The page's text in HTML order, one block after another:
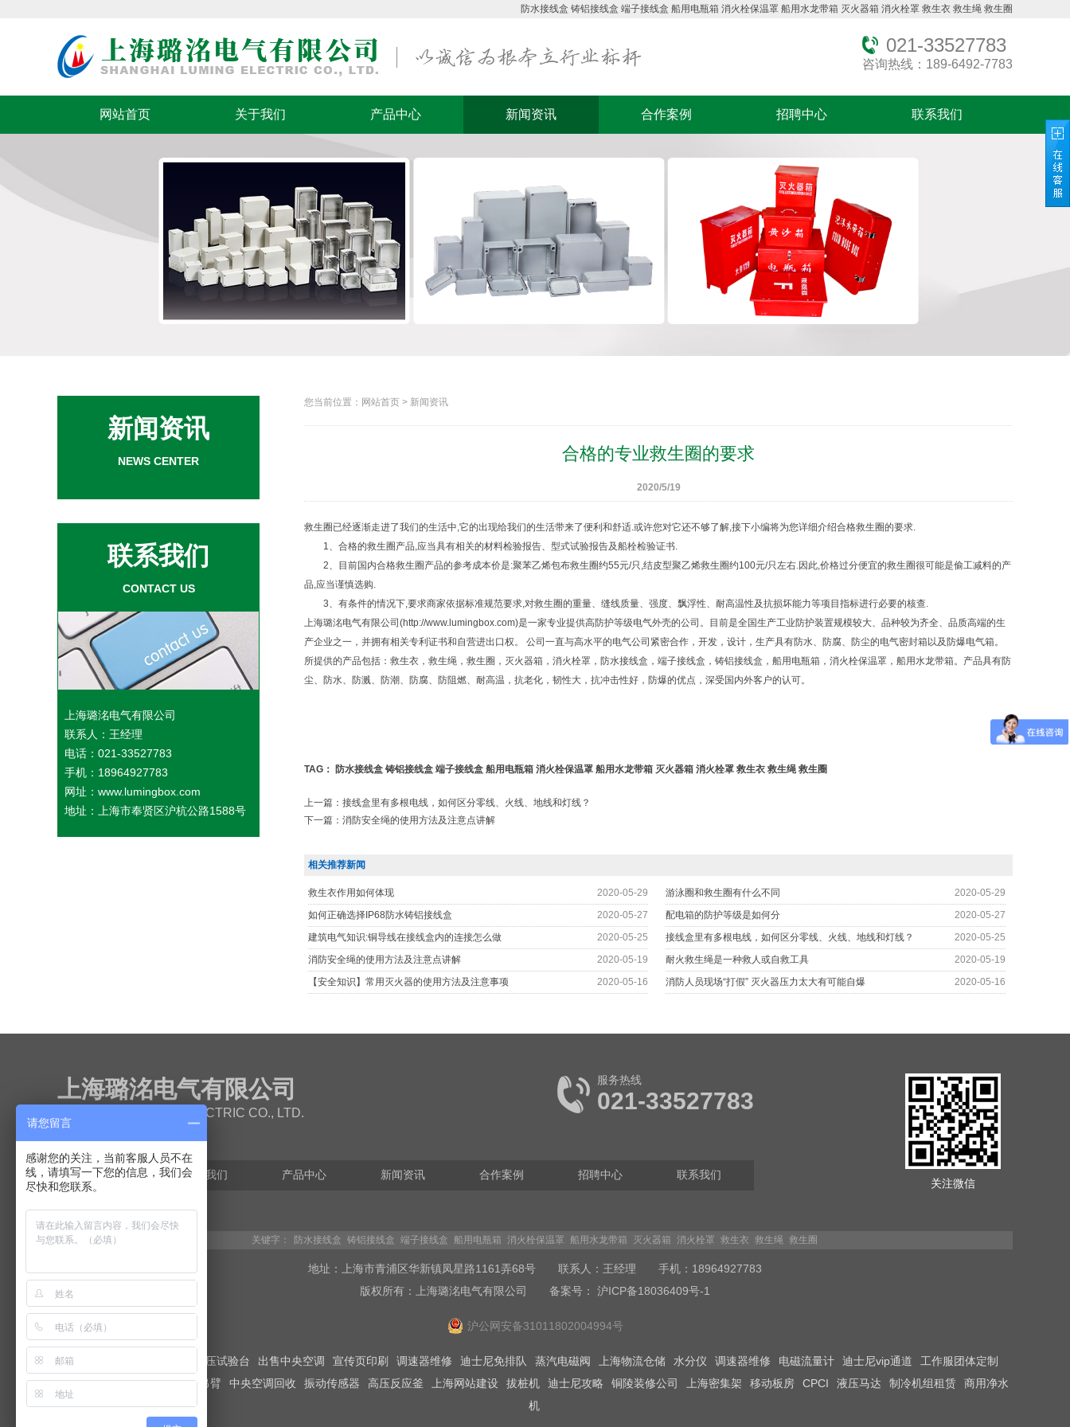
防水接线盒 铸铝接线盒 端子接线盒 船用电瓶箱 消火栓保温罩 船用水龙带箱 灭火器箱 消火栓罩 救生衣 救生绳 救生圈
021-33527783
咨询热线：189-6492-7783
网站首页 关于我们 产品中心 新闻资讯 合作案例 招聘中心 联系我们
新闻资讯
NEWS CENTER
联系我们
CONTACT US
上海璐洺电气有限公司
联系人：王经理
电话：021-33527783
手机：18964927783
网址：www.lumingbox.com
地址：上海市奉贤区沪杭公路1588号
您当前位置：网站首页 > 新闻资讯
合格的专业救生圈的要求
2020/5/19
救生圈已经逐渐走进了我们的生活中,它的出现给我们的生活带来了便利和舒适.或许您对它还不够了解,接下小编将为您详细介绍合格救生圈的要求.
1、合格的救生圈产品,应当具有相关的材料检验报告、型式试验报告及船栓检验证书.
2、目前国内合格救生圈产品的参考成本价是:聚苯乙烯包布救生圈约55元/只,结皮型聚乙烯救生圈约100元/只左右.因此,价格过分便宜的救生圈很可能是偷工减料的产
品,应当谨慎选购.
3、有条件的情况下,要求商家依据标准规范要求,对救生圈的重量、缝线质量、强度、飘浮性、耐高温性及抗损坏能力等项目指标进行必要的核查.
上海璐洺电气有限公司(http://www.lumingbox.com)是一家专业提供高防护等级电气外壳的公司。目前是全国生产工业防护装置规模较大、品种较为齐全、品质高端的生
产企业之一，并拥有相关专利证书和自营进出口权。 公司一直与高水平的电气公司紧密合作，开发，设计，生产具有防水、防腐、防尘的电气密封箱以及防爆电气箱。
所提供的产品包括： 救生衣 ， 救生绳 ， 救生圈 ， 灭火器箱 ， 消火栓罩 ， 防水接线盒 ， 端子接线盒 ， 铸铝接线盒 ， 船用电瓶箱 ， 消火栓保温罩 ， 船用水龙带箱 。产品具有防
尘、防水、防溅、防潮、防腐、防阻燃、耐高温，抗老化，韧性大，抗冲击性好，防爆的优点，深受国内外客户的认可。
TAG： 防水接线盒 铸铝接线盒 端子接线盒 船用电瓶箱 消火栓保温罩 船用水龙带箱 灭火器箱 消火栓罩 救生衣 救生绳 救生圈
上一篇： 接线盒里有多根电线，如何区分零线、火线、地线和灯线？
下一篇： 消防安全绳的使用方法及注意点讲解
相关推荐新闻
2020-05-29
救生衣作用如何体现 2020-05-29
游泳圈和救生圈有什么不同
2020-05-27
如何正确选择IP68防水铸铝接线盒 2020-05-27
配电箱的防护等级是如何分
2020-05-25
建筑电气知识:铜导线在接线盒内的连接怎么做 2020-05-25
接线盒里有多根电线，如何区分零线、火线、地线和灯线？
2020-05-19
消防安全绳的使用方法及注意点讲解 2020-05-19
耐火救生绳是一种救人或自救工具
2020-05-16
【安全知识】常用灭火器的使用方法及注意事项 2020-05-16
消防人员现场“打假” 灭火器压力太大有可能自爆
上海璐洺电气有限公司
SHANGHAI LUMING ELECTRIC CO., LTD.
服务热线
021-33527783
网站首页 关于我们 产品中心 新闻资讯 合作案例 招聘中心 联系我们
关注微信
关键字： 防水接线盒 铸铝接线盒 端子接线盒 船用电瓶箱 消火栓保温罩 船用水龙带箱 灭火器箱 消火栓罩 救生衣 救生绳 救生圈
地址：上海市青浦区华新镇凤星路1161弄68号 联系人：王经理 手机：18964927783
版权所有：上海璐洺电气有限公司 备案号： 沪ICP备18036409号-1
沪公网安备31011802004994号
友情链接： 液压试验台 出售中央空调 宣传页印刷 调速器维修 迪士尼免排队 蒸汽电磁阀 上海物流仓储 水分仪 调速器维修 电磁流量计 迪士尼vip通道
工作服团体定制
365网建学院
电动推杆 旋吊臂 中央空调回收 振动传感器 高压反应釜 上海网站建设 拔桩机 迪士尼攻略 铜陵装修公司 上海密集架 移动板房 CPCI 液压马达 制冷机组租赁
商用净水
机
请您留言
感谢您的关注，当前客服人员不在
线，请填写一下您的信息，我们会
尽快和您联系。